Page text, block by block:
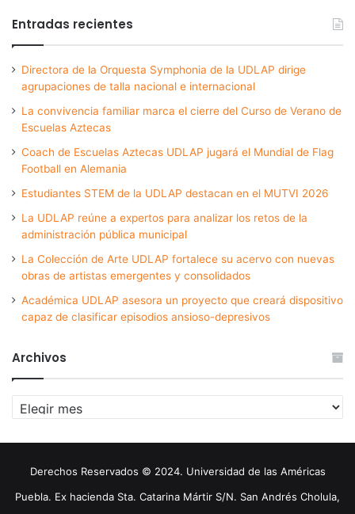
Entradas recientes
Directora de la Orquesta Symphonia de la UDLAP dirige
agrupaciones de talla nacional e internacional
La convivencia familiar marca el cierre del Curso de Verano de
Escuelas Aztecas
Coach de Escuelas Aztecas UDLAP jugará el Mundial de Flag
Football en Alemania
Estudiantes STEM de la UDLAP destacan en el MUTVI 2026
La UDLAP reúne a expertos para analizar los retos de la
administración pública municipal
La Colección de Arte UDLAP fortalece su acervo con nuevas
obras de artistas emergentes y consolidados
Académica UDLAP asesora un proyecto que creará dispositivo
capaz de clasificar episodios ansioso-depresivos
Archivos
Archivos
Derechos Reservados © 2024. Universidad de las Américas
Puebla. Ex hacienda Sta. Catarina Mártir S/N. San Andrés Cholula,